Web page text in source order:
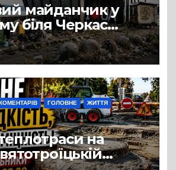
майданчик у
біля Черкас
на занедбане
ГОЛОВНЕ ЖИТТЯ
на